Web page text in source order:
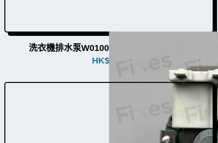
洗衣機排水泵W010009（14個品牌通用）
HK$